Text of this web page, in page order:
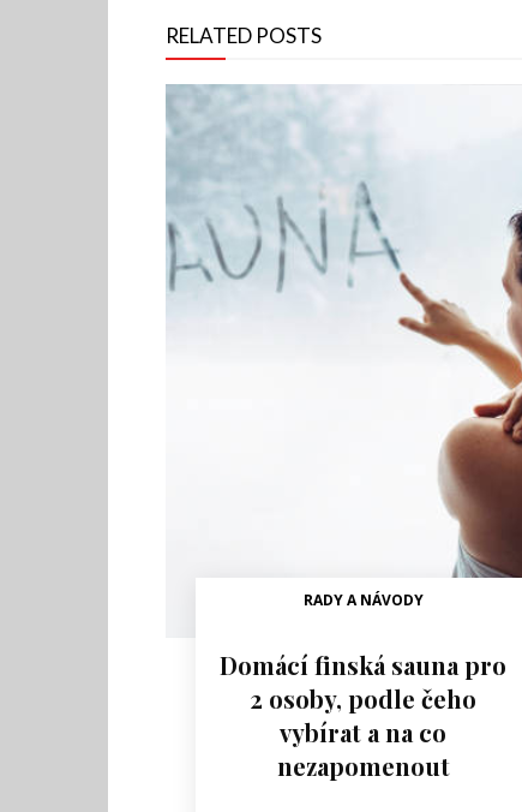
RELATED POSTS
RADY A NÁVODY
Domácí finská sauna pro
2 osoby, podle čeho
vybírat a na co
nezapomenout